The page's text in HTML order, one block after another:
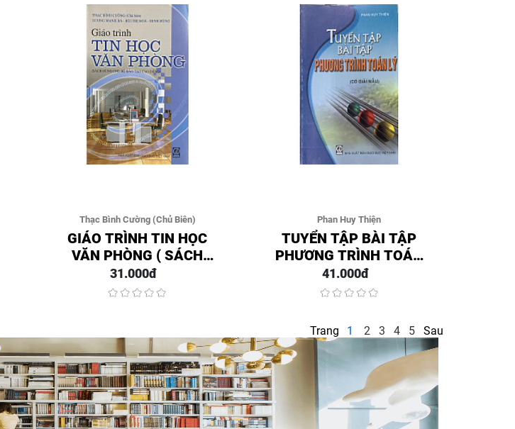
Thạc Bình Cường (Chủ Biên)
GIÁO TRÌNH TIN HỌC
VĂN PHÒNG ( SÁCH
DÙNG CHO HỆ CAO
ĐẲNG)
31.000đ
Phan Huy Thiện
TUYỂN TẬP BÀI TẬP
PHƯƠNG TRÌNH TOÁN
LÝ
41.000đ
Trang 1 2 3 4 5 Sau